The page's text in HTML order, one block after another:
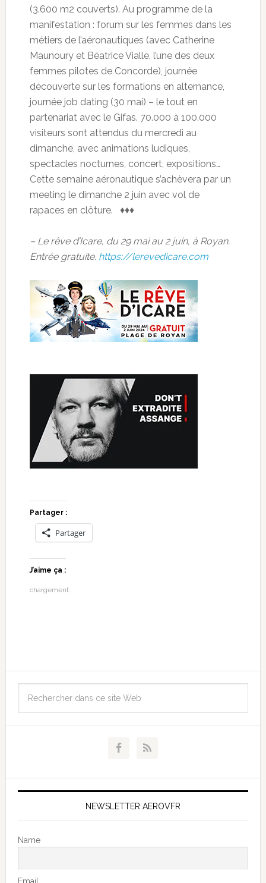
(3.600 m2 couverts). Au programme de la
manifestation : forum sur les femmes dans les
métiers de l’aéronautiques (avec Catherine
Maunoury et Béatrice Vialle, l’une des deux
femmes pilotes de Concorde), journée
découverte sur les formations en alternance,
journée job dating (30 mai) – le tout en
partenariat avec le Gifas. 70.000 à 100.000
visiteurs sont attendus du mercredi au
dimanche, avec animations ludiques,
spectacles nocturnes, concert, expositions…
Cette semaine aéronautique s’achèvera par un
meeting le dimanche 2 juin avec vol de
rapaces en clôture. ♦♦♦
– Le rêve d’Icare, du 29 mai au 2 juin, à Royan.
Entrée gratuite. https://lerevedicare.com
Partager :
Partager
J’aime ça :
chargement…
NEWSLETTER AEROVFR
Name
Email